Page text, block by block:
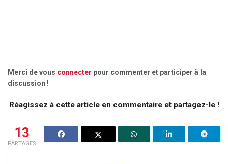
Merci de vous connecter pour commenter et participer à la
discussion !
Réagissez à cette article en commentaire et partagez-le !
13
PARTAGES